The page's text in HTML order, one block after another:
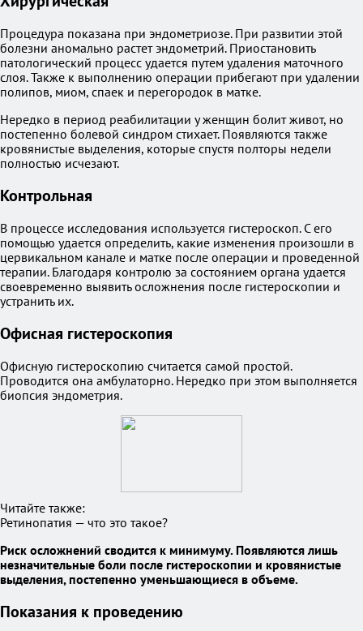
Процедура показана при эндометриозе. При развитии этой
болезни аномально растет эндометрий. Приостановить
патологический процесс удается путем удаления маточного
слоя. Также к выполнению операции прибегают при удалении
полипов, миом, спаек и перегородок в матке.
Нередко в период реабилитации у женщин болит живот, но
постепенно болевой синдром стихает. Появляются также
кровянистые выделения, которые спустя полторы недели
полностью исчезают.
Контрольная
В процессе исследования используется гистероскоп. С его
помощью удается определить, какие изменения произошли в
цервикальном канале и матке после операции и проведенной
терапии. Благодаря контролю за состоянием органа удается
своевременно выявить осложнения после гистероскопии и
устранить их.
Офисная гистероскопия
Офисную гистероскопию считается самой простой.
Проводится она амбулаторно. Нередко при этом выполняется
биопсия эндометрия.
Читайте также:
Ретинопатия — что это такое?
Риск осложнений сводится к минимуму. Появляются лишь
незначительные боли после гистероскопии и кровянистые
выделения, постепенно уменьшающиеся в объеме.
Показания к проведению